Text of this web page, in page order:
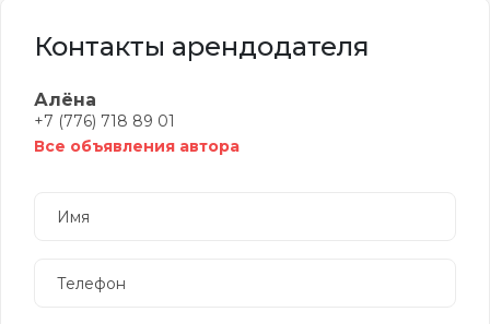
Контакты арендодателя
Алёна
+7 (776) 718 89 01
Все объявления автора